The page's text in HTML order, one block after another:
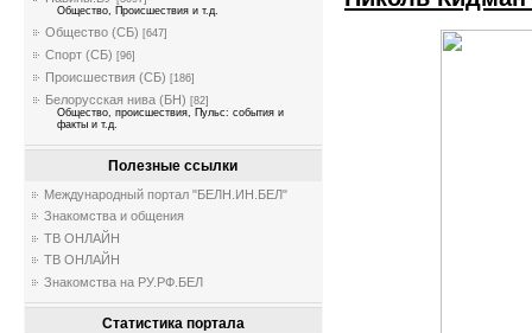
Общество, Происшествия и т.д.
Общество (СБ) [647]
Спорт (СБ) [96]
Происшествия (СБ) [186]
Белорусская нива (БН) [82]
Общество, происшествия, Пульс: события и
факты и т.д.
Полезные ссылки
Международный портал "БЕЛН.ИН.БЕЛ"
Знакомства и общения
ТВ ОНЛАЙН
ТВ ОНЛАЙН
Знакомства на РУ.РФ.БЕЛ
Статистика портала